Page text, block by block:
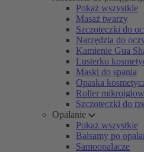
Pokaż wszystkie
Masaż twarzy
Szczoteczki do
Narzędzia do
Kamienie Gua
Lusterko
Maski do spania
Opaska
Roller
Szczoteczki do
Opalanie
Pokaż wszystkie
Balsamy po
Samoopalacze